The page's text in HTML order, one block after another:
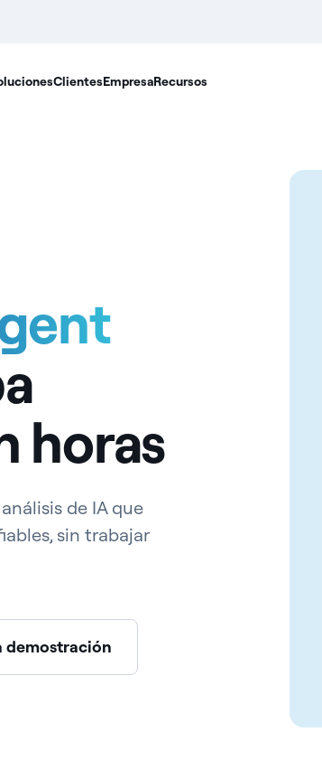
ClientesEmpresaRecursos
horas
de IA que
sin trabajar
demostración